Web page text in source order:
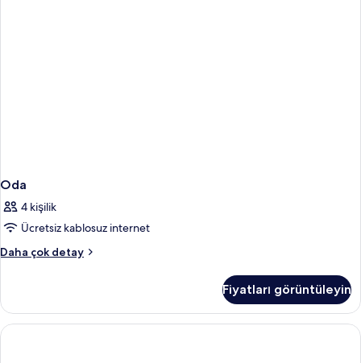
Oda
4 kişilik
Ücretsiz kablosuz internet
Daha çok detay
Oda
detay
Fiyatları görüntüleyin